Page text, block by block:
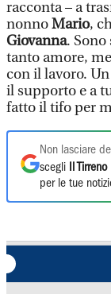
racconta – a
nonnoMario,
Giovanna.
tanto amore,
con il lavoro.
il supporto e a
fatto il tifo per
Non lasciare
scegli
Il Tirreno
per le tue